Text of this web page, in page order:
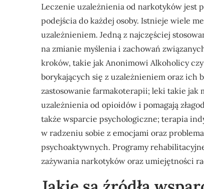
Leczenie uzależnienia od narkotyków jest
podejścia do każdej osoby. Istnieje wiele
uzależnieniem. Jedną z najczęściej
na zmianie myślenia i zachowań
kroków, takie jak Anonimowi Alkoholicy
borykających się z uzależnieniem oraz
zastosowanie farmakoterapii; leki takie jak
uzależnienia od opioidów i pomagają
także wsparcie psychologiczne; terapia
w radzeniu sobie z emocjami oraz
psychoaktywnych. Programy
zażywania narkotyków oraz umiejętności